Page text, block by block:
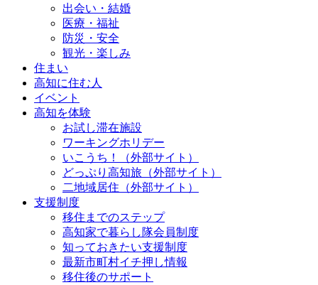
出会い・結婚
医療・福祉
防災・安全
観光・楽しみ
住まい
高知に住む人
イベント
高知を体験
お試し滞在施設
ワーキングホリデー
いこうち！（外部サイト）
どっぷり高知旅（外部サイト）
二地域居住（外部サイト）
支援制度
移住までのステップ
高知家で暮らし隊会員制度
知っておきたい支援制度
最新市町村イチ押し情報
移住後のサポート